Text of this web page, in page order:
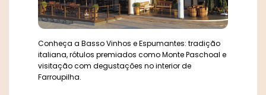
Lídio Carraro Vinícola Boutique
Lovara Vinhos Finos
Lovatel
Conheça a Basso Vinhos e Espumantes: tradição
italiana, rótulos premiados como Monte Paschoal e
visitação com degustações no interior de
Farroupilha.